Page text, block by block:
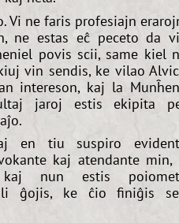
Vi ne faris profesiajn
ne estas eĉ peceto da
povis scii, same kiel
vin sendis, ke vilao
intereson, kaj la
jaroj estis ekipita
en tiu suspiro
kaj atendante
nun estis
li ĝojis, ke ĉio finiĝis